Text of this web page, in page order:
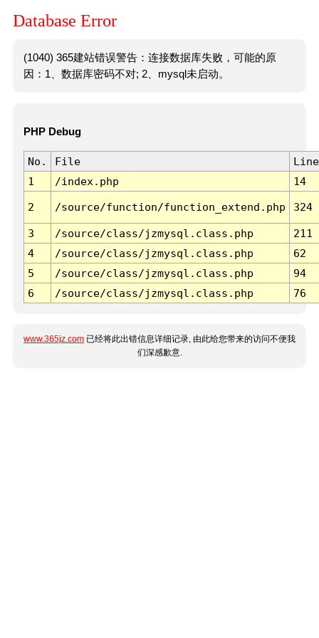
Database Error
(1040) 365建站错误警告：连接数据库失败，可能的原
因：1、数据库密码不对; 2、mysql未启动。
PHP Debug
No. File
Line
1
/index.php 14
2 /source/function/function_extend.php 324
3 /source/class/jzmysql.class.php
211
4
/source/class/jzmysql.class.php
62
5
/source/class/jzmysql.class.php
94
6
/source/class/jzmysql.class.php 76
www.365jz.com 已经将此出错信息详细记录, 由此给您带来的访问不便我
们深感歉意.